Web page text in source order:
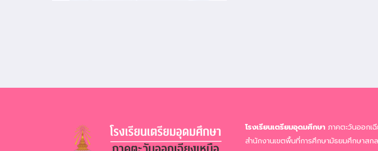
โรงเรียนเตรียมอุดมศึกษา ภาคตะวันออกเ
สำนักงานเขตพื้นที่การศึกษามัธยมศึกษาสก